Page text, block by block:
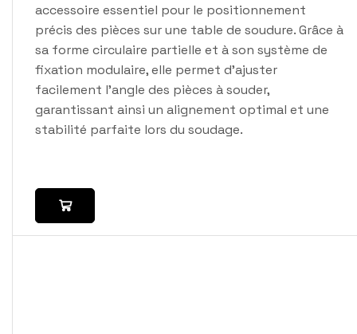
accessoire essentiel pour le positionnement
précis des pièces sur une table de soudure. Grâce à
sa forme circulaire partielle et à son système de
fixation modulaire, elle permet d’ajuster
facilement l’angle des pièces à souder,
garantissant ainsi un alignement optimal et une
stabilité parfaite lors du soudage.